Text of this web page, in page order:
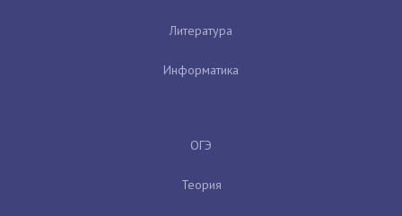
Литература
Информатика
ОГЭ
Теория